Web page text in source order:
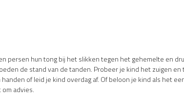
persen hun tong bij het slikken tegen het gehemelte en
de stand van de tanden. Probeer je kind het zuigen
of leid je kind overdag af. Of beloon je kind als het
advies.